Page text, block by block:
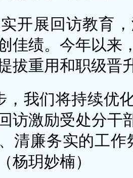
开展回访教育
佳绩。今年以来
拔重用和职级晋
，我们将持续优
访激励受处分干
清廉务实的工
杨玥妙楠）